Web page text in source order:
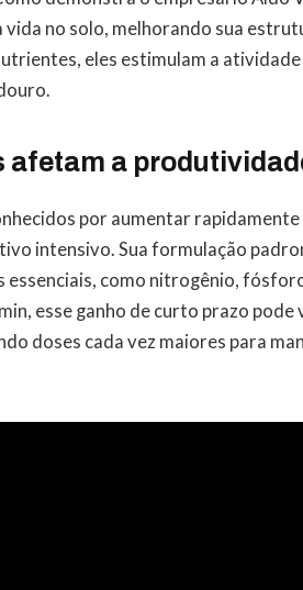
vida no solo, melhorando sua
eles estimulam a
afetam a
por aumentar
intensivo. Sua formulação
como nitrogênio,
esse ganho de curto prazo pode
doses cada vez maiores para